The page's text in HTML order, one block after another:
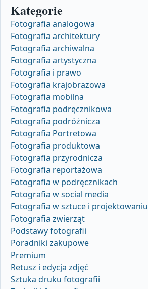
Kategorie
Fotografia analogowa
Fotografia architektury
Fotografia archiwalna
Fotografia artystyczna
Fotografia i prawo
Fotografia krajobrazowa
Fotografia mobilna
Fotografia podręcznikowa
Fotografia podróżnicza
Fotografia Portretowa
Fotografia produktowa
Fotografia przyrodnicza
Fotografia reportażowa
Fotografia w podręcznikach
Fotografia w social media
Fotografia w sztuce i projektowaniu
Fotografia zwierząt
Podstawy fotografii
Poradniki zakupowe
Premium
Retusz i edycja zdjęć
Sztuka druku fotografii